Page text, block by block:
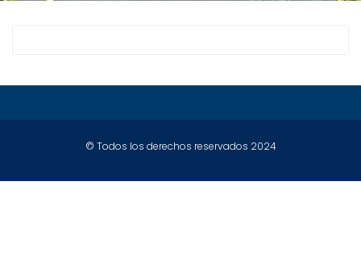
© Todos los derechos reservados 2024